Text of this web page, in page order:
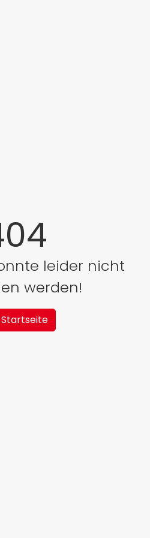
leider nicht
werden!
Startseite